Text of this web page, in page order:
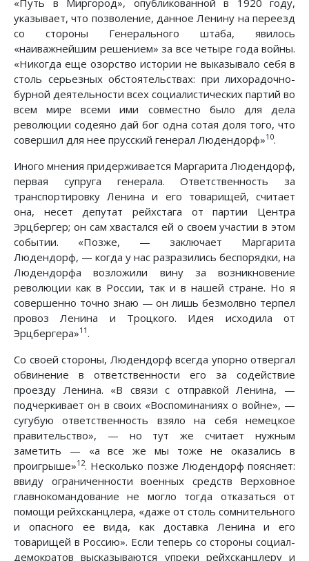
указывает, что позволение, данное Ленину на переезд
со стороны Генерального штаба, явилось
«наиважнейшим решением» за все четыре года войны.
«Никогда еще озорство истории не выказывало себя в
столь серьезных обстоятельствах: при лихорадочно-
бурной деятельности всех социалистических партий во
всем мире всеми ими совместно было для дела
революции содеяно дай бог одна сотая доля того, что
совершил для нее прусский генерал Людендорф»10.
Иного мнения придерживается Маргарита Людендорф,
первая супруга генерала. Ответственность за
транспортировку Ленина и его товарищей, считает
она, несет депутат рейхстага от партии Центра
Эрцбергер; он сам хвастался ей о своем участии в этом
событии. «Позже, — заключает Маргарита
Людендорф, — когда у нас разразились беспорядки, на
Людендорфа возложили вину за возникновение
революции как в России, так и в нашей стране. Но я
совершенно точно знаю — он лишь безмолвно терпел
провоз Ленина и Троцкого. Идея исходила от
Эрцбергера»11 .
Со своей стороны, Людендорф всегда упорно отвергал
обвинение в ответственности его за содействие
проезду Ленина. «В связи с отправкой Ленина, —
подчеркивает он в своих «Воспоминаниях о войне», —
сугубую ответственность взяло на себя немецкое
правительство», — но тут же считает нужным
заметить — «а все же мы тоже не оказались в
проигрыше»12. Несколько позже Людендорф поясняет:
ввиду ограниченности военных средств Верховное
главнокомандование не могло тогда отказаться от
помощи рейхсканцлера, «даже от столь сомнительного
и опасного ее вида, как доставка Ленина и его
товарищей в Россию». Если теперь со стороны социал-
демократов высказываются упреки рейхсканцлеру и